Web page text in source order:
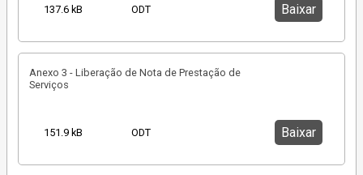
137.6 kB ODT Baixar
Anexo 3 - Liberação de Nota de Prestação de
Serviços
151.9 kB ODT Baixar